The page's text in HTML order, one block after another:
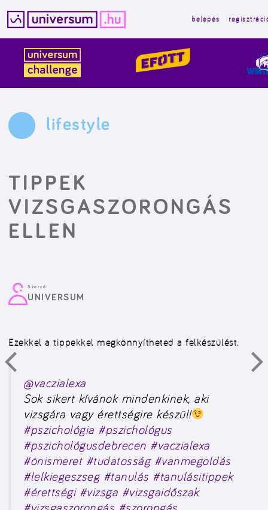
tartalomba
belépés
lifestyle
TIPPEK
VIZSGASZORONGÁS
ELLEN
Szerző:
UNIVERSUM
Ezekkel a tippekkel megkönnyítheted a felkészülést.
@vaczialexa
Sok sikert kívánok mindenkinek, aki
vizsgára vagy érettségire készül!
#pszichológia #pszichológus
#pszichológusdebrecen #vaczialexa
#önismeret #tudatosság #vanmegoldás
#lelkiegeszseg #tanulás #tanulásitippek
#érettségi #vizsga #vizsgaidőszak